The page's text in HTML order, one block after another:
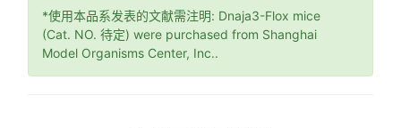
*使用本品系发表的文献需注明: Dnaja3-Flox mice
(Cat. NO. 待定) were purchased from Shanghai
Model Organisms Center, Inc..